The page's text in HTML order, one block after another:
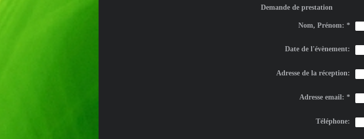
Demande de prestation
Nom, Prénom: *
Date de l'évènement:
Adresse de la réception:
Adresse email: *
Téléphone: